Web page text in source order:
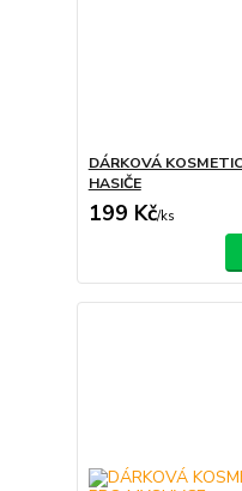
DÁRKOVÁ
HASIČE
199 Kč/ks